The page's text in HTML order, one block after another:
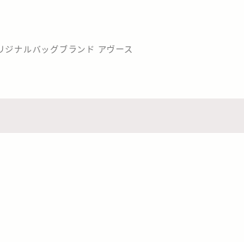
ジナルバッグブランド アヴース